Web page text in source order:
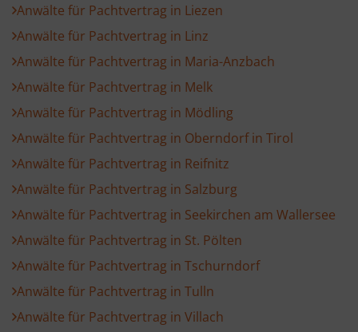
Anwälte für Pachtvertrag in Liezen
Anwälte für Pachtvertrag in Linz
Anwälte für Pachtvertrag in Maria-Anzbach
Anwälte für Pachtvertrag in Melk
Anwälte für Pachtvertrag in Mödling
Anwälte für Pachtvertrag in Oberndorf in Tirol
Anwälte für Pachtvertrag in Reifnitz
Anwälte für Pachtvertrag in Salzburg
Anwälte für Pachtvertrag in Seekirchen am Wallersee
Anwälte für Pachtvertrag in St. Pölten
Anwälte für Pachtvertrag in Tschurndorf
Anwälte für Pachtvertrag in Tulln
Anwälte für Pachtvertrag in Villach